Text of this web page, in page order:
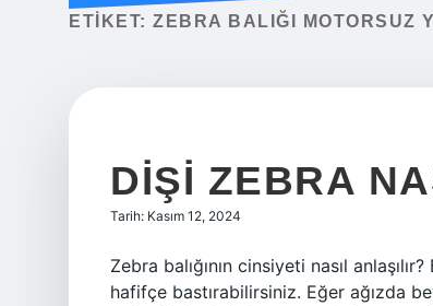
ETIKET: ZEBRA BALIĞI MOTORSUZ
DIŞI ZEBRA
Tarih: Kasım 12, 2024
Zebra balığının cinsiyeti nasıl
hafifçe bastırabilirsiniz. Eğer ağızda